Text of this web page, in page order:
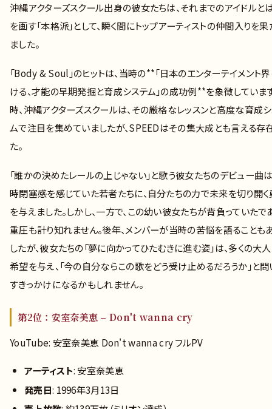
沖縄アクターズスクール出身の彼女たちは、それまでのアイドルと
を画す「本格派」として、瞬く間にトップアーティストの仲間入りを果
ました。
「Body & Soul」のヒットは、当時の**「日本のエンターテイメント
ける、才能の早期発掘と育成システム」の成功例**を象徴していま
時、沖縄アクターズスクールは、その厳格なレッスンと高度な育成
ムで注目を集めていましたが、SPEEDはその集大成とも言える存
た。
「誰かの決めたレールの上じゃない」と歌う彼女たちのデビュー曲
時閉塞感を感じていた若者たちに、自分たちの力で未来を切り開
を与えました。しかし、一方で、この幼い彼女たちが背負っていたで
重圧も計り知れません。後年、メンバーが当時の苦悩を語ることも
したが、彼女たちの「夢に向かってひたむきに進む姿」は、多くの大
希望を与え、「今の自分ならこの歌をどう受け止めるだろうか」と
すきっかけになるかもしれません。
第2位：安室奈美恵 – Don't wanna cry
YouTube: 安室奈美恵 Don't wanna cry フルPV
アーティスト: 安室奈美恵
発売日: 1996年3月13日